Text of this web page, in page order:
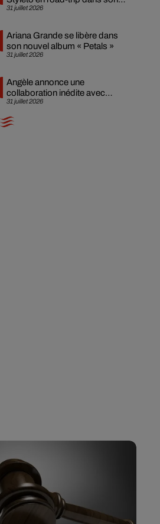
31 juillet 2026
nouveau clip
31 juillet 2026
Ariana Grande se libère dans
son nouvel album « Petals »
31 juillet 2026
Angèle annonce une
collaboration inédite avec
Amelie Lens